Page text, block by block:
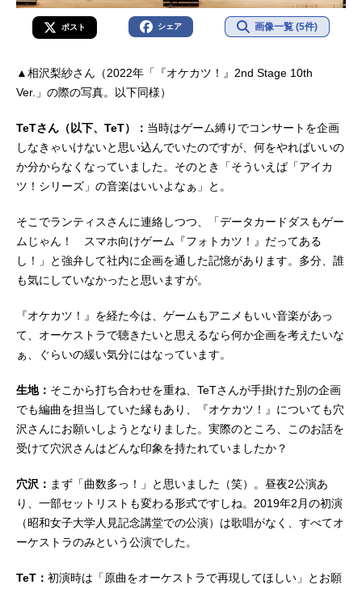
ポスト シェア 画像一覧 (5件)
▲相沢梨紗さん（2022年「『オケカツ！』2nd Stage 10th
Ver.」の際の写真。以下同様）
TeTさん（以下、TeT）： 当時はゲーム縛りでコンサートを企画
しなきゃいけないと思い込んでいたのですが、何をやればいいの
か分からなくなっていました。そのとき「そういえば「アイカ
ツ！シリーズ」の音楽はいいよなぁ」と。
そこでランティスさんに連絡しつつ、「データカードダスもゲー
ムじゃん！ スマホ向けゲーム『フォトカツ！』だってある
し！」と強弁して社内に企画を通した記憶があります。多分、誰
も気にしていなかったと思いますが。
『オケカツ！』を経た今は、ゲームもアニメもいい音楽があっ
て、オーケストラで聴きたいと思えるなら何か企画を考えたいな
ぁ、ぐらいの緩い気分にはなっています。
生地： そこから打ち合わせを重ね、TeTさんが手掛けた別の企画
でも編曲を担当していた縁もあり、『オケカツ！』についても穴
沢さんにお願いしようとなりました。実際のところ、このお話を
受けて穴沢さんはどんな印象を持たれていましたか？
穴沢： まず「曲数多っ！」と思いました（笑）。昼夜2公演あ
り、一部セットリストも変わる形式ですしね。2019年2月の初演
（昭和女子大学人見記念講堂での公演）は歌唱がなく、すべてオ
ーケストラのみという公演でした。
TeT： 初演時は「原曲をオーケストラで再現してほしい」とお願